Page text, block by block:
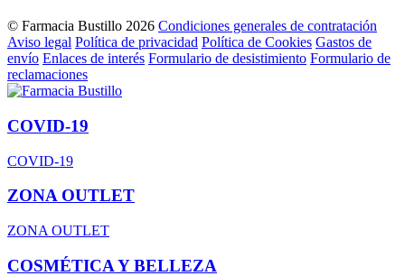
© Farmacia Bustillo 2026 Condiciones generales de contratación
Aviso legal Política de privacidad Política de Cookies Gastos de
envío Enlaces de interés Formulario de desistimiento Formulario de
reclamaciones
COVID-19
COVID-19
ZONA OUTLET
ZONA OUTLET
COSMÉTICA Y BELLEZA